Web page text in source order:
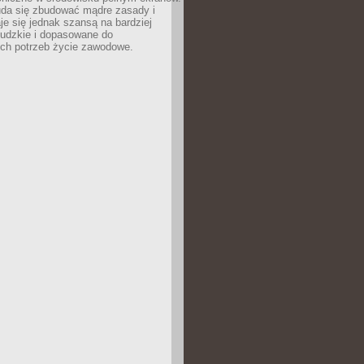
się zbudować mądre zasady i
się jednak szansą na bardziej
i dopasowane do
potrzeb życie zawodowe.